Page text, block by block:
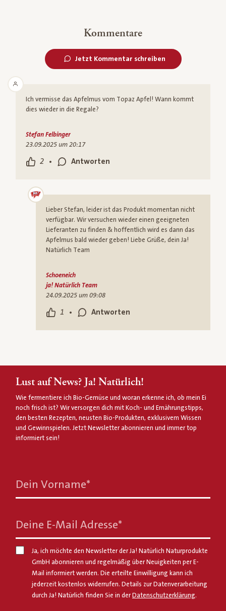
Kommentare
Jetzt Kommentar schreiben
Ich vermisse das Apfelmus vom Topaz Apfel! Wann kommt
dies wieder in die Regale?
2 • Antworten
Stefan Felbinger
23.09.2025 um 20:17
Lieber Stefan, leider ist das Produkt momentan nicht
verfügbar. Wir versuchen wieder einen geeigneten
Lieferanten zu finden & hoffentlich wird es dann das
Apfelmus bald wieder geben! Liebe Grüße, dein Ja!
Natürlich Team
1 • Antworten
Schoeneich
ja! Natürlich Team
24.09.2025 um 09:08
Lust auf News? Ja! Natürlich!
Wie fermentiere ich Bio-Gemüse und woran erkenne ich, ob mein Ei
noch frisch ist? Wir versorgen dich mit Koch- und Ernährungstipps,
den besten Rezepten, neusten Bio-Produkten, exklusivem Wissen
und Gewinnspielen. Jetzt Newsletter abonnieren und immer top
informiert sein!
Dein Vorname*
Deine E-Mail Adresse*
Ja, ich möchte den Newsletter der Ja! Natürlich Naturprodukte
GmbH abonnieren und regelmäßig über Neuigkeiten per E-
Mail informiert werden. Die erteilte Einwilligung kann ich
jederzeit kostenlos widerrufen. Details zur Datenverarbeitung
durch Ja! Natürlich finden Sie in der Datenschutzerklärung.